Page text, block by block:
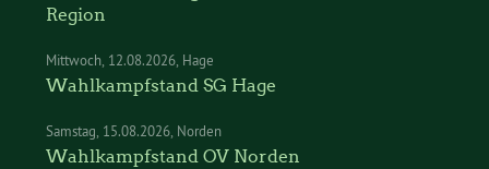
Region
Mittwoch 12.08.2026 Hage
Wahlkampfstand SG Hage
Samstag 15.08.2026 Norden
Wahlkampfstand OV Norden